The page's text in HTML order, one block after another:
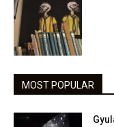
MOST POPULAR